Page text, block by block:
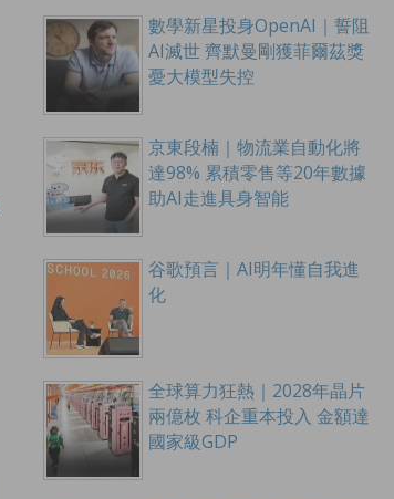
數學新星投身OpenAI｜誓阻
AI滅世 齊默曼剛獲菲爾茲獎
憂大模型失控
京東段楠｜物流業自動化將
達98% 累積零售等20年數據
助AI走進具身智能
谷歌預言｜AI明年懂自我進
化
全球算力狂熱｜2028年晶片
兩億枚 科企重本投入 金額達
國家級GDP